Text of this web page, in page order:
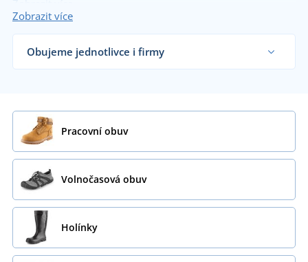
Zobrazit více
Obujeme jednotlivce i firmy
Pracovní obuv
Volnočasová obuv
Holínky